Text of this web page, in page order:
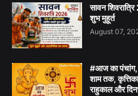
सावन
शुभ मुहूर्त
August 07,
#आज का
शाम तक,
राहुकाल और